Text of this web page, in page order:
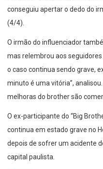
conseguiu apertar o dedo do
(4/4).
O irmão do influenciador
mas relembrou aos
o caso continua sendo grave,
minuto é uma vitória”,
melhoras do brother são
O ex-participante do “Big
continua em estado grave no
depois de sofrer um acidente
capital paulista.